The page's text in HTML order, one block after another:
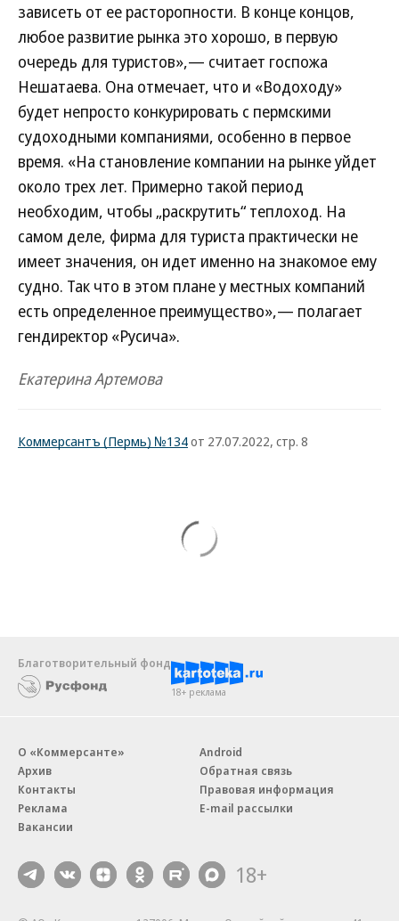
зависеть от ее расторопности. В конце концов,
любое развитие рынка это хорошо, в первую
очередь для туристов»,— считает госпожа
Нешатаева. Она отмечает, что и «Водоходу»
будет непросто конкурировать с пермскими
судоходными компаниями, особенно в первое
время. «На становление компании на рынке уйдет
около трех лет. Примерно такой период
необходим, чтобы „раскрутить“ теплоход. На
самом деле, фирма для туриста практически не
имеет значения, он идет именно на знакомое ему
судно. Так что в этом плане у местных компаний
есть определенное преимущество»,— полагает
гендиректор «Русича».
Екатерина Артемова
Коммерсантъ (Пермь) №134от 27.07.2022, стр. 8
Благотворительный фонд
18+ реклама
О «Коммерсанте»
Архив
Контакты
Реклама
Вакансии
Android
Обратная связь
Правовая информация
E-mail рассылки
18+